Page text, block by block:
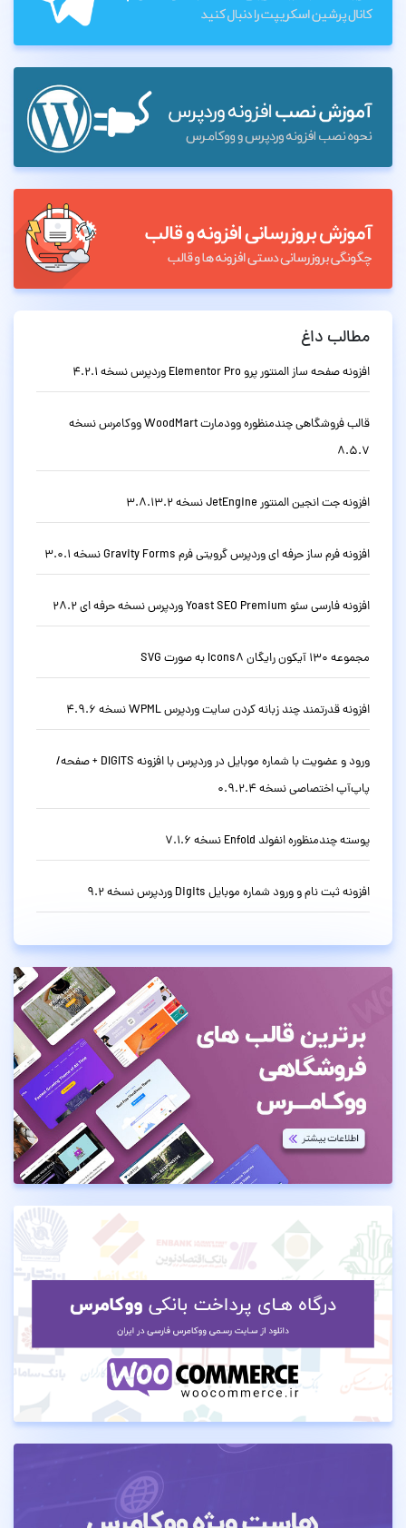
مطالب داغ
افزونه صفحه ساز المنتور پرو Elementor Pro وردپرس نسخه 4.2.1
قالب فروشگاهی چندمنظوره وودمارت WoodMart ووکامرس نسخه
8.5.7
افزونه جت انجین المنتور JetEngine نسخه 3.8.13.2
افزونه فرم ساز حرفه ای وردپرس گرویتی فرم Gravity Forms نسخه 3.0.1
افزونه فارسی سئو Yoast SEO Premium وردپرس نسخه حرفه ای 28.2
مجموعه 130 آیکون رایگان Icons8 به صورت SVG
افزونه قدرتمند چند زبانه کردن سایت وردپرس WPML نسخه 4.9.6
ورود و عضویت با شماره موبایل در وردپرس با افزونه DIGITS + صفحه/
پاپ‌آپ اختصاصی نسخه 0.9.2.4
پوسته چندمنظوره انفولد Enfold نسخه 7.1.6
افزونه ثبت نام و ورود شماره موبایل Digits وردپرس نسخه 9.2